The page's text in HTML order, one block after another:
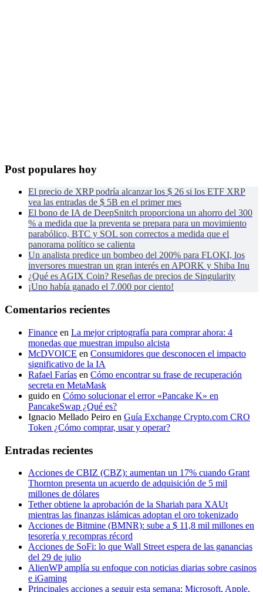
Post populares hoy
El precio de XRP podría alcanzar los $ 26 si los ETF XRP
vea las entradas de $ 5B en el primer mes
El bono de IA de DeepSnitch proporciona un ahorro del 300
% a medida que la preventa se prepara para un movimiento
parabólico, BTC y SOL son correctos a medida que el
panorama político se calienta
Un analista predice un bombeo del 200% para FLOKI, los
inversores muestran un gran interés en APORK y Shiba Inu
¿Qué es AGIX Coin? Reseñas de precios de Singularity
¡Uno había ganado el 7.000 por ciento!
Comentarios recientes
Finance en La mejor criptografía para comprar ahora: 4
monedas que muestran impulso alcista
McDVOICE en Consumidores que desconocen el impacto
significativo de la IA
Rafael Farías en Cómo encontrar su frase de recuperación
secreta en MetaMask
guido en Cómo solucionar el error «Pancake K» en
PancakeSwap ¿Qué es?
Ignacio Mellado Peiro en Guía Exchange Crypto.com CRO
Token ¿Cómo comprar, usar y operar?
Entradas recientes
Acciones de CBIZ (CBZ): aumentan un 17% cuando Grant
Thornton presenta un acuerdo de adquisición de 5 mil
millones de dólares
Tether obtiene la aprobación de la Shariah para XAUt
mientras las finanzas islámicas adoptan el oro tokenizado
Acciones de Bitmine (BMNR): sube a $ 11,8 mil millones en
tesorería y recompras récord
Acciones de SoFi: lo que Wall Street espera de las ganancias
del 29 de julio
AlienWP amplía su enfoque con noticias diarias sobre casinos
e iGaming
Principales acciones a seguir esta semana: Microsoft, Apple,